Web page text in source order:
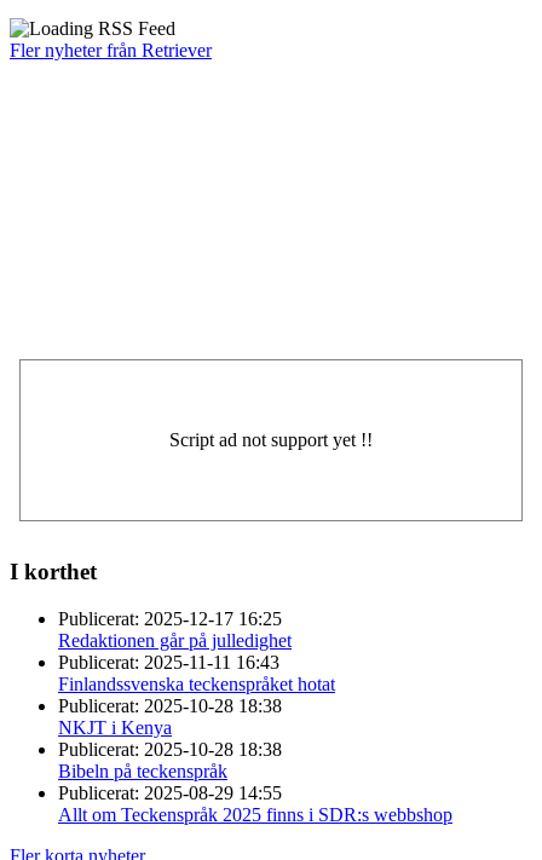
Fler nyheter från Retriever
I korthet
Publicerat: 2025-12-17 16:25
Redaktionen går på julledighet
Publicerat: 2025-11-11 16:43
Finlandssvenska teckenspråket hotat
Publicerat: 2025-10-28 18:38
NKJT i Kenya
Publicerat: 2025-10-28 18:38
Bibeln på teckenspråk
Publicerat: 2025-08-29 14:55
Allt om Teckenspråk 2025 finns i SDR:s webbshop
Fler korta nyheter